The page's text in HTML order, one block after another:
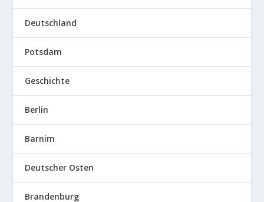
Deutschland
Potsdam
Geschichte
Berlin
Barnim
Deutscher Osten
Brandenburg